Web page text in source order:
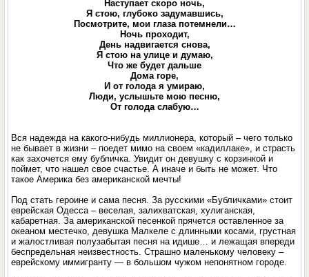
Наступает скоро ночь,
Я стою, глубоко задумавшись,
Посмотрите, мои глаза потемнели…
Ночь проходит,
День надвигается снова,
Я стою на улице и думаю,
Что же будет дальше
Дома горе,
И от голода я умираю,
Люди, услышьте мою песню,
От голода слабую…
Вся надежда на какого-нибудь миллионера, который – чего только
не бывает в жизни – поедет мимо на своем «кадиллаке», и страсть
как захочется ему бубличка. Увидит он девушку с корзинкой и
поймет, что нашел свое счастье. А иначе и быть не может. Что
такое Америка без американской мечты!
Под стать героине и сама песня. За русскими «Бубличками» стоит
еврейская Одесса – веселая, залихватская, хулиганская,
кабаретная. За американской песенкой прячется оставленное за
океаном местечко, девушка Малкеле с длинными косами, грустная
и жалостливая полузабытая песня на идише… и лежащая впереди
беспредельная неизвестность. Страшно маленькому человеку –
еврейскому иммигранту — в большом чужом непонятном городе.